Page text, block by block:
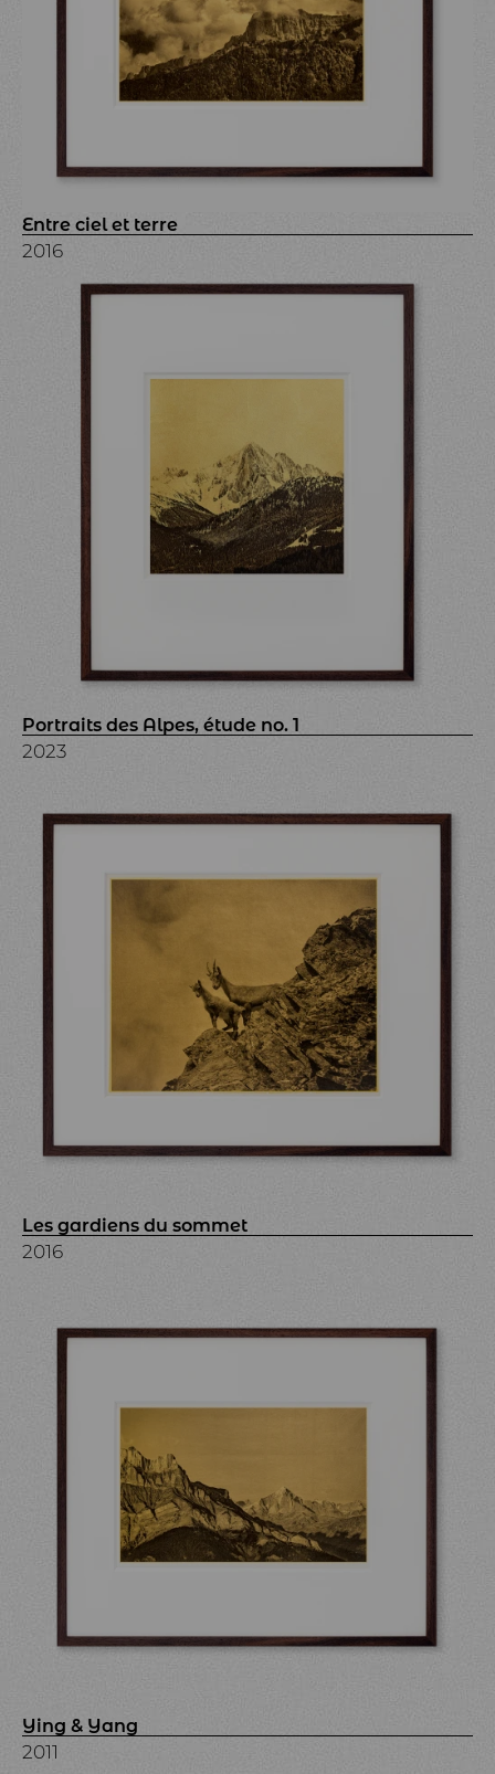
Entre ciel et terre
2016
Portraits des Alpes, étude no. 1
2023
Les gardiens du sommet
2016
Ying & Yang
2011